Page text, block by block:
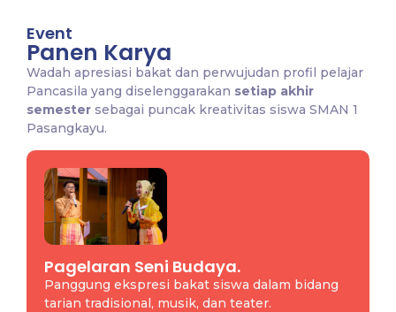
Event
Panen Karya
Wadah apresiasi bakat dan perwujudan profil pelajar
Pancasila yang diselenggarakan setiap akhir
semester sebagai puncak kreativitas siswa SMAN 1
Pasangkayu.
Pagelaran Seni Budaya.
Panggung ekspresi bakat siswa dalam bidang
tarian tradisional, musik, dan teater.